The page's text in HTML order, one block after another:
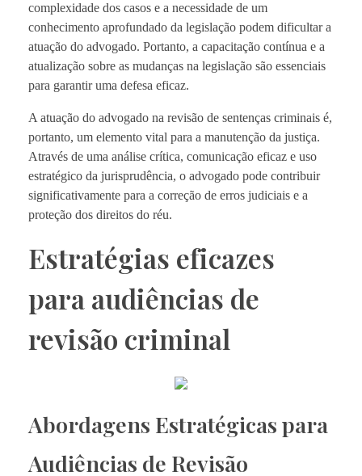
complexidade dos casos e a necessidade de um
conhecimento aprofundado da legislação podem dificultar a
atuação do advogado. Portanto, a capacitação contínua e a
atualização sobre as mudanças na legislação são essenciais
para garantir uma defesa eficaz.
A atuação do advogado na revisão de sentenças criminais é,
portanto, um elemento vital para a manutenção da justiça.
Através de uma análise crítica, comunicação eficaz e uso
estratégico da jurisprudência, o advogado pode contribuir
significativamente para a correção de erros judiciais e a
proteção dos direitos do réu.
Estratégias eficazes
para audiências de
revisão criminal
Abordagens Estratégicas para
Audiências de Revisão